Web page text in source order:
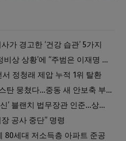
가 경고한 ‘건강 습관’ 5가지
국힘, 추미애 ‘경기 재정비상 상황’에 “주범은 이재명 전 지사”
서 정청래 제압 누적 1위 탈환
사우디·튀르키예·파키스탄 뭉쳤다…중동 새 안보축 부상하나
‘트럼프 개인변호사 출신’ 블랜치 법무장관 인준…상원 50대49 가결
공사 중단” 명령
80세대 저소득층 아파트 준공